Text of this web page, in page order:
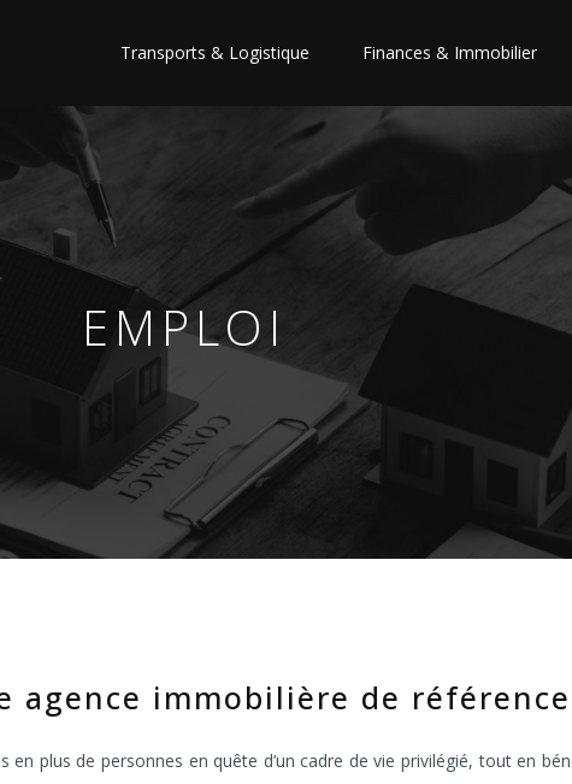
Transports & Logistique Finances & Immobilier
EMPLOI
immobilière de
plus de personnes en quête d’un cadre de vie privilégié, tout en